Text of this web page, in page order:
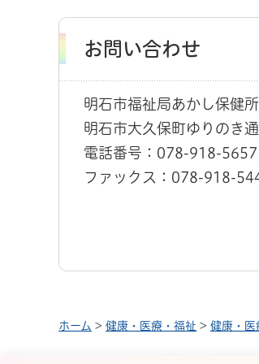
お問い合わせ
明石市福祉局あかし保健
明石市大久保町ゆりのき
電話番号：078-918-5657
ファックス：078-918-
ホーム > 健康・医療・福祉 > 健康・医